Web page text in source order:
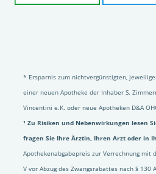
* Ersparnis zum nichtvergünstigten,
einer neuen Apotheke der Inhaber S.
Vincentini e.K. oder neue Apotheken D&A
¹ Zu Risiken und Nebenwirkungen lesen
fragen Sie Ihre Ärztin, Ihren Arzt oder in
Apothekenabgabepreis zur Verrechnung mit
V vor Abzug des Zwangsrabattes nach § 130